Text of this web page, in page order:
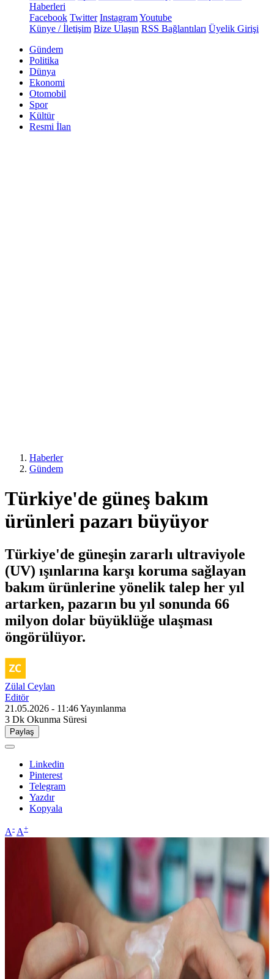
Haberleri
Facebook Twitter InstagramYoutube
Künye / İletişim Bize Ulaşın RSS Bağlantıları Üyelik Girişi
Gündem
Politika
Dünya
Ekonomi
Otomobil
Spor
Kültür
Resmi İlan
Haberler
Gündem
Türkiye'de güneş bakım
ürünleri pazarı büyüyor
Türkiye'de güneşin zararlı ultraviyole
(UV) ışınlarına karşı koruma sağlayan
bakım ürünlerine yönelik talep her yıl
artarken, pazarın bu yıl sonunda 66
milyon dolar büyüklüğe ulaşması
öngörülüyor.
Zülal Ceylan
Editör
21.05.2026 - 11:46Yayınlanma
3 Dk Okunma Süresi
Paylaş
Linkedin
Pinterest
Telegram
Yazdır
Kopyala
A- A+